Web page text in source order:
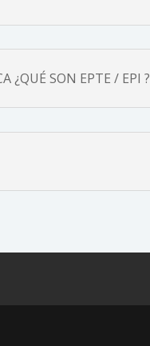
¿QUÉ SON EPTE / EPI ?